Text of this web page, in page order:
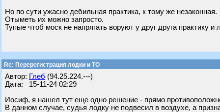
Но по сути ужасно дебильная практика, к тому же незаконная.
Отыметь их можно запросто.
Тупые чтоб моск не напрягать воруют у друг друга практику и
Re: Перерегистрация лодки и ТО
Автор: Глеб (94.25.224.---)
Дата: 15-11-24 02:29
Иосиф, я нашел тут еще одно решение - прямо
В данном случае, судья лодку не подвесил в воздухе, а